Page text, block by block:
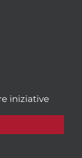
iniziative